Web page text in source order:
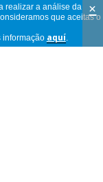
realizar a análise da
que aceitas o
informação aquí.
×